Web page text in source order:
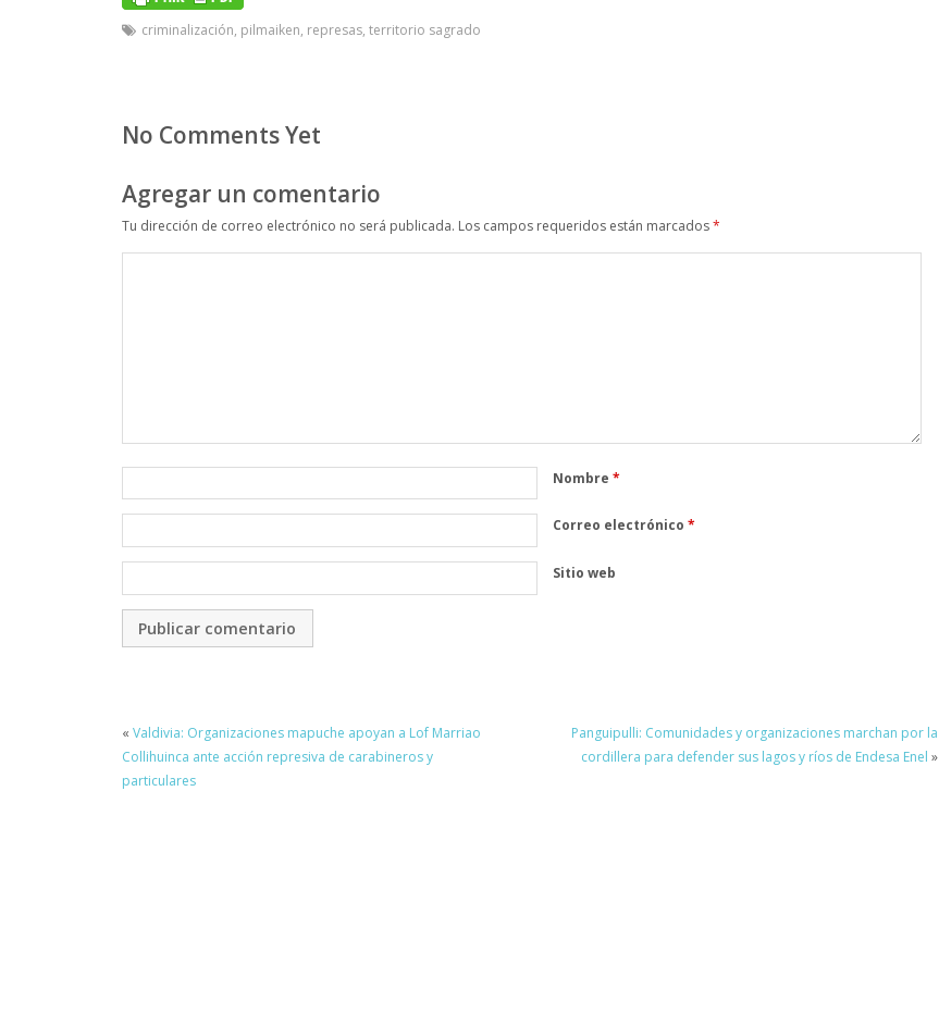
criminalización, pilmaiken, represas, territorio sagrado
No Comments Yet
Agregar un comentario
Tu dirección de correo electrónico no será publicada. Los campos requeridos están marcados*
Nombre *
Correo electrónico *
Sitio web
« Valdivia: Organizaciones mapuche apoyan a Lof Marriao
Collihuinca ante acción represiva de carabineros y
particulares
Panguipulli: Comunidades y organizaciones marchan por la
cordillera para defender sus lagos y ríos de Endesa Enel »